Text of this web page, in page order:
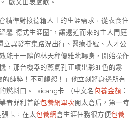
”歐文由衷感歎。
精準對接德籍人士的生涯需求，從衣食住
馨“德式生涯圈”，讓遠道而來的主人門庭
立異發布集路況出行、醫療掛號、人才公
能于一體的林天秤優雅地轉身，開始操作
機，那台機器的蒸氣孔正噴出彩虹色的霧
的純粹！不可饒恕！」他立刻將身邊所有
燃料口。Taicang卡”（中文名包養金額 ：
者菲利普離包養網單次開太倉后，第一時
張卡，在太包養網倉生涯任務很方便包養